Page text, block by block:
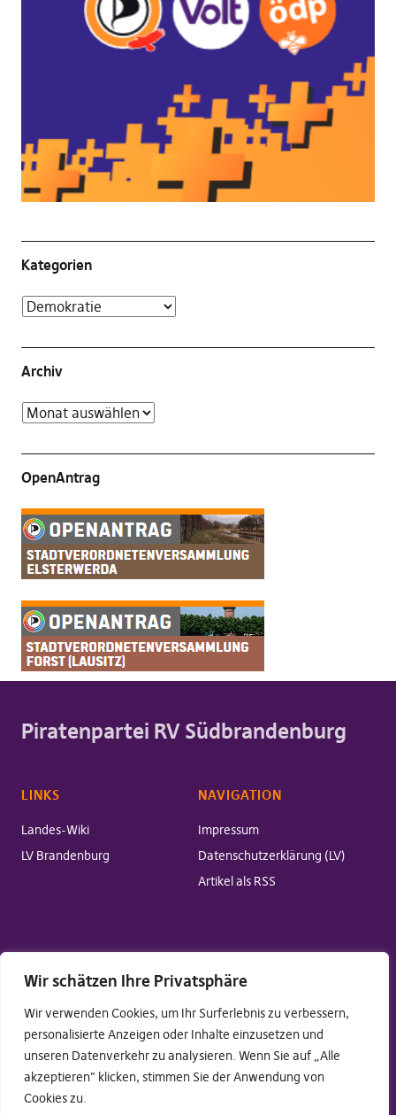
Wir schätzen Ihre Privatsphäre
Wir verwenden Cookies, um Ihr Surferlebnis zu verbessern,
personalisierte Anzeigen oder Inhalte einzusetzen und
unseren Datenverkehr zu analysieren. Wenn Sie auf „Alle
akzeptieren" klicken, stimmen Sie der Anwendung von
Cookies zu.
Kategorien
Archiv
OpenAntrag
Piratenpartei RV Südbrandenburg
LINKS
Landes-Wiki
LV Brandenburg
NAVIGATION
Impressum
Datenschutzerklärung (LV)
Artikel als RSS
Facebook